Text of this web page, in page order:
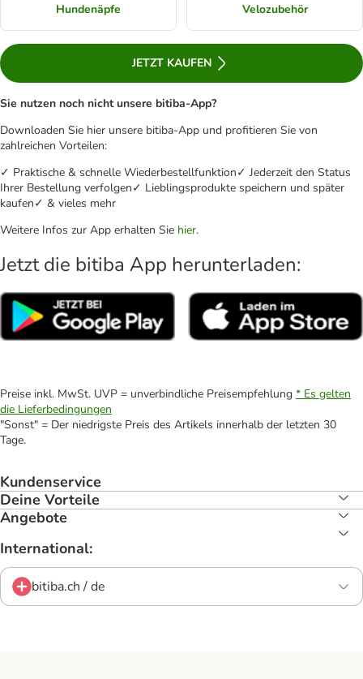
Hundenäpfe Velozubehör
JETZT KAUFEN
Sie nutzen noch nicht unsere bitiba-App?
Downloaden Sie hier unsere bitiba-App und profitieren Sie von
zahlreichen Vorteilen:
✓ Praktische & schnelle Wiederbestellfunktion✓ Jederzeit den Status
Ihrer Bestellung verfolgen✓ Lieblingsprodukte speichern und später
kaufen✓ & vieles mehr
Weitere Infos zur App erhalten Sie hier.
Jetzt die bitiba App herunterladen:
Preise inkl. MwSt. UVP = unverbindliche Preisempfehlung * Es gelten
die Lieferbedingungen
"Sonst" = Der niedrigste Preis des Artikels innerhalb der letzten 30
Tage.
Kundenservice
Deine Vorteile
Angebote
International:
bitiba.ch / de